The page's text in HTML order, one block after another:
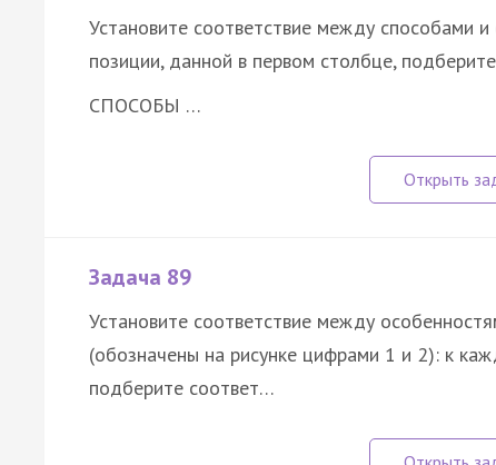
Установите соответствие между способами
позиции, данной в первом столбце,
СПОСОБЫ …
Задача 89
Установите соответствие между
(обозначены на рисунке цифрами 1 и 2): к
подберите соответ…